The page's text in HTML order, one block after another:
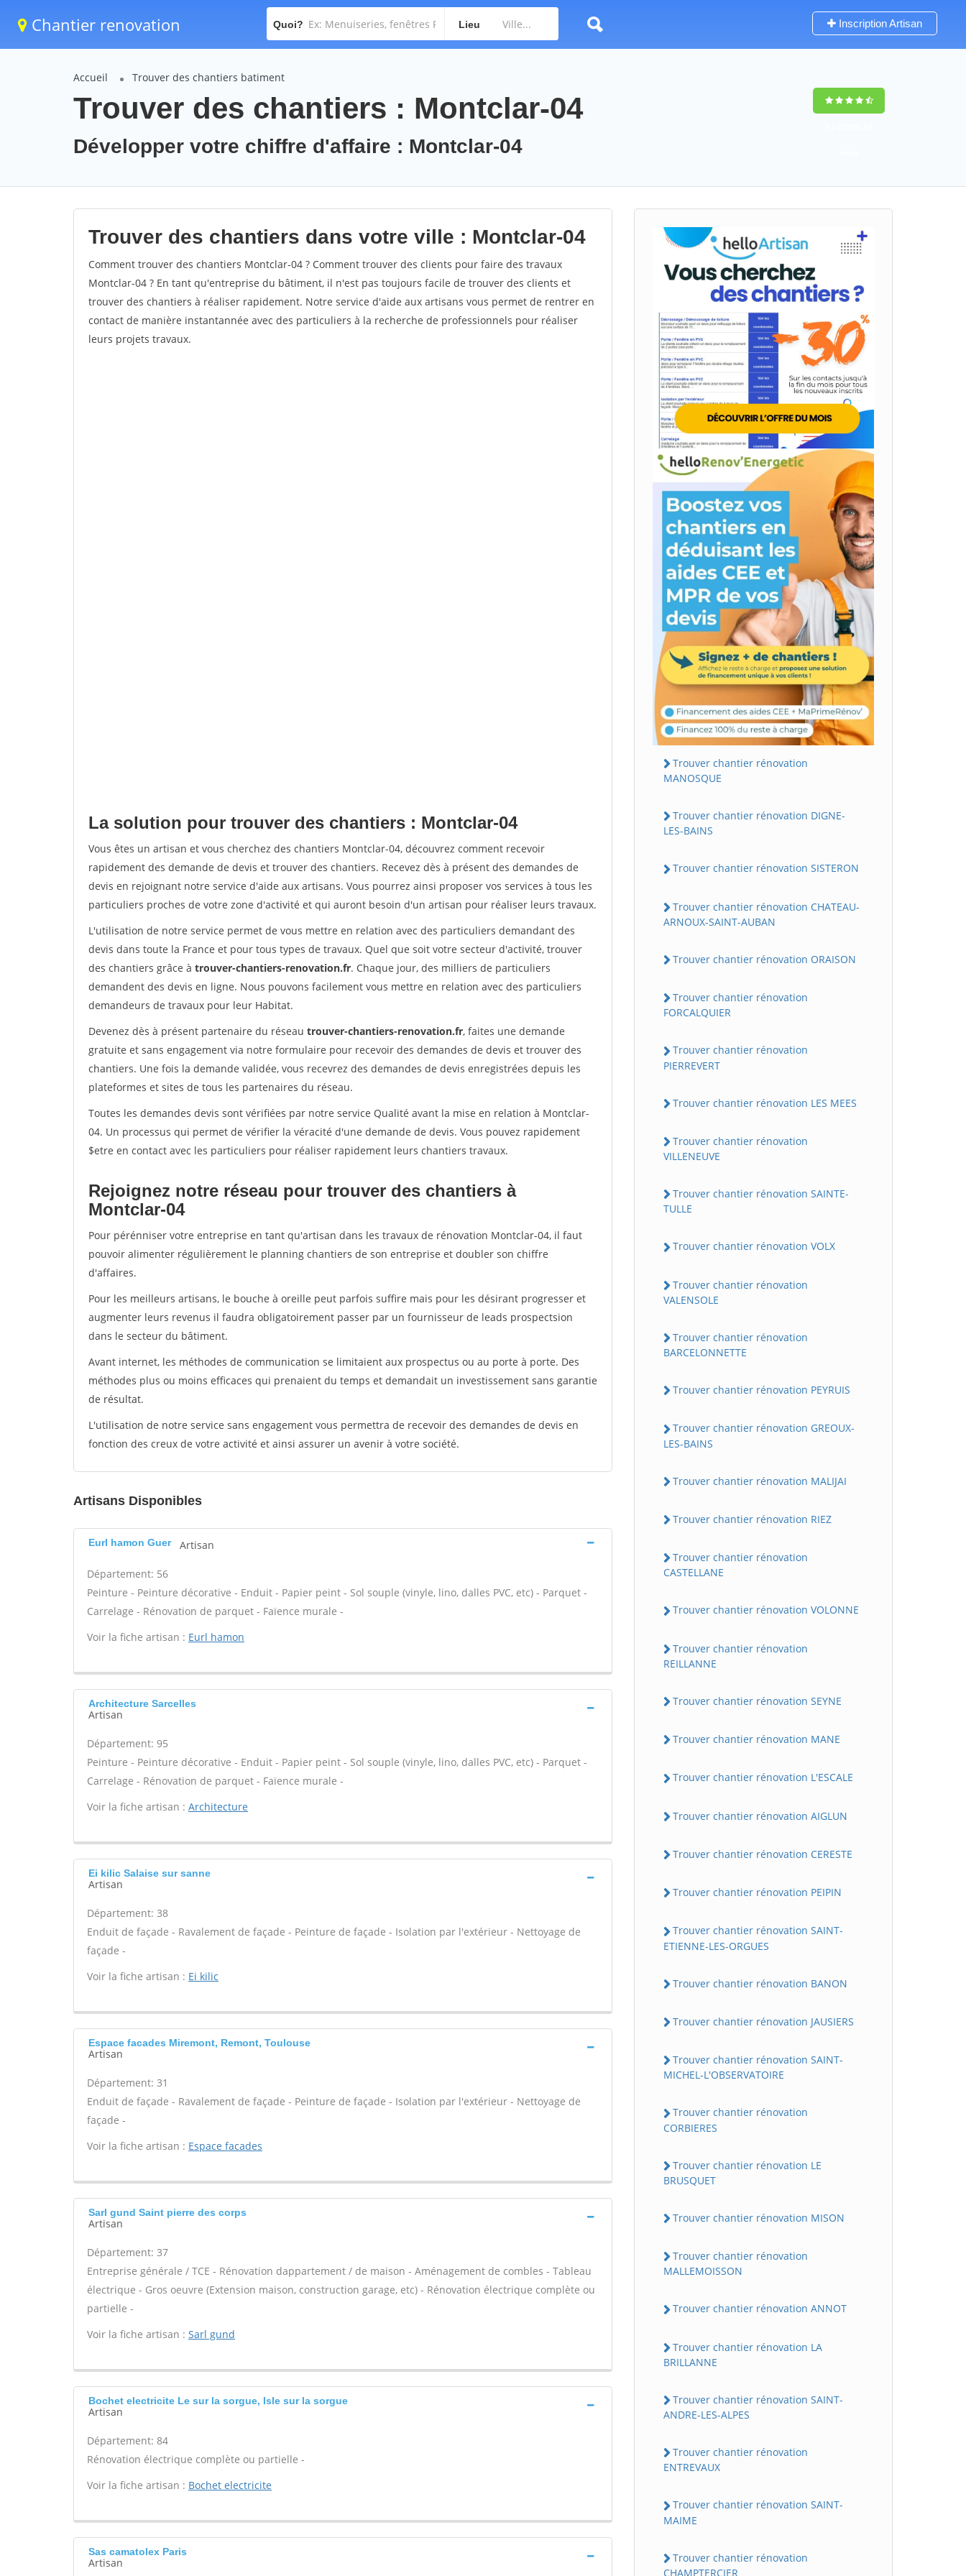
Chantier renovation Quoi? Lieu Inscription Artisan
Accueil Trouver des chantiers batiment
Trouver des chantiers : Montclar-04
Développer votre chiffre d'affaire : Montclar-04
Trouver des chantiers dans votre ville : Montclar-04
Comment trouver des chantiers Montclar-04 ? Comment trouver des clients pour faire des travaux
Montclar-04 ? En tant qu'entreprise du bâtiment, il n'est pas toujours facile de trouver des clients et
trouver des chantiers à réaliser rapidement. Notre service d'aide aux artisans vous permet de rentrer en
contact de manière instantannée avec des particuliers à la recherche de professionnels pour réaliser
leurs projets travaux.
La solution pour trouver des chantiers : Montclar-04
Vous êtes un artisan et vous cherchez des chantiers Montclar-04, découvrez comment recevoir
rapidement des demande de devis et trouver des chantiers. Recevez dès à présent des demandes de
devis en rejoignant notre service d'aide aux artisans. Vous pourrez ainsi proposer vos services à tous les
particuliers proches de votre zone d'activité et qui auront besoin d'un artisan pour réaliser leurs travaux.
L'utilisation de notre service permet de vous mettre en relation avec des particuliers demandant des
devis dans toute la France et pour tous types de travaux. Quel que soit votre secteur d'activité, trouver
des chantiers grâce à trouver-chantiers-renovation.fr. Chaque jour, des milliers de particuliers
demandent des devis en ligne. Nous pouvons facilement vous mettre en relation avec des particuliers
demandeurs de travaux pour leur Habitat.
Devenez dès à présent partenaire du réseau trouver-chantiers-renovation.fr, faites une demande
gratuite et sans engagement via notre formulaire pour recevoir des demandes de devis et trouver des
chantiers. Une fois la demande validée, vous recevrez des demandes de devis enregistrées depuis les
plateformes et sites de tous les partenaires du réseau.
Toutes les demandes devis sont vérifiées par notre service Qualité avant la mise en relation à Montclar-
04. Un processus qui permet de vérifier la véracité d'une demande de devis. Vous pouvez rapidement
$etre en contact avec les particuliers pour réaliser rapidement leurs chantiers travaux.
Rejoignez notre réseau pour trouver des chantiers à
Montclar-04
Pour pérénniser votre entreprise en tant qu'artisan dans les travaux de rénovation Montclar-04, il faut
pouvoir alimenter régulièrement le planning chantiers de son entreprise et doubler son chiffre
d'affaires.
Pour les meilleurs artisans, le bouche à oreille peut parfois suffire mais pour les désirant progresser et
augmenter leurs revenus il faudra obligatoirement passer par un fournisseur de leads prospectsion
dans le secteur du bâtiment.
Avant internet, les méthodes de communication se limitaient aux prospectus ou au porte à porte. Des
méthodes plus ou moins efficaces qui prenaient du temps et demandait un investissement sans garantie
de résultat.
L'utilisation de notre service sans engagement vous permettra de recevoir des demandes de devis en
fonction des creux de votre activité et ainsi assurer un avenir à votre société.
Artisans Disponibles
Eurl hamon Guer Artisan
Département: 56
Peinture - Peinture décorative - Enduit - Papier peint - Sol souple (vinyle, lino, dalles PVC, etc) - Parquet -
Carrelage - Rénovation de parquet - Faïence murale -
Voir la fiche artisan : Eurl hamon
Architecture Sarcelles
Artisan
Département: 95
Peinture - Peinture décorative - Enduit - Papier peint - Sol souple (vinyle, lino, dalles PVC, etc) - Parquet -
Carrelage - Rénovation de parquet - Faïence murale -
Voir la fiche artisan : Architecture
Ei kilic Salaise sur sanne
Artisan
Département: 38
Enduit de façade - Ravalement de façade - Peinture de façade - Isolation par l'extérieur - Nettoyage de
façade -
Voir la fiche artisan : Ei kilic
Espace facades Miremont, Remont, Toulouse
Artisan
Département: 31
Enduit de façade - Ravalement de façade - Peinture de façade - Isolation par l'extérieur - Nettoyage de
façade -
Voir la fiche artisan : Espace facades
Sarl gund Saint pierre des corps
Artisan
Département: 37
Entreprise générale / TCE - Rénovation dappartement / de maison - Aménagement de combles - Tableau
électrique - Gros oeuvre (Extension maison, construction garage, etc) - Rénovation électrique complète ou
partielle -
Voir la fiche artisan : Sarl gund
Bochet electricite Le sur la sorgue, Isle sur la sorgue
Artisan
Département: 84
Rénovation électrique complète ou partielle -
Voir la fiche artisan : Bochet electricite
Sas camatolex Paris
Artisan
Trouver chantier rénovation
MANOSQUE
Trouver chantier rénovation DIGNE-
LES-BAINS
Trouver chantier rénovation SISTERON
Trouver chantier rénovation CHATEAU-
ARNOUX-SAINT-AUBAN
Trouver chantier rénovation ORAISON
Trouver chantier rénovation
FORCALQUIER
Trouver chantier rénovation
PIERREVERT
Trouver chantier rénovation LES MEES
Trouver chantier rénovation
VILLENEUVE
Trouver chantier rénovation SAINTE-
TULLE
Trouver chantier rénovation VOLX
Trouver chantier rénovation
VALENSOLE
Trouver chantier rénovation
BARCELONNETTE
Trouver chantier rénovation PEYRUIS
Trouver chantier rénovation GREOUX-
LES-BAINS
Trouver chantier rénovation MALIJAI
Trouver chantier rénovation RIEZ
Trouver chantier rénovation
CASTELLANE
Trouver chantier rénovation VOLONNE
Trouver chantier rénovation
REILLANNE
Trouver chantier rénovation SEYNE
Trouver chantier rénovation MANE
Trouver chantier rénovation L'ESCALE
Trouver chantier rénovation AIGLUN
Trouver chantier rénovation CERESTE
Trouver chantier rénovation PEIPIN
Trouver chantier rénovation SAINT-
ETIENNE-LES-ORGUES
Trouver chantier rénovation BANON
Trouver chantier rénovation JAUSIERS
Trouver chantier rénovation SAINT-
MICHEL-L'OBSERVATOIRE
Trouver chantier rénovation
CORBIERES
Trouver chantier rénovation LE
BRUSQUET
Trouver chantier rénovation MISON
Trouver chantier rénovation
MALLEMOISSON
Trouver chantier rénovation ANNOT
Trouver chantier rénovation LA
BRILLANNE
Trouver chantier rénovation SAINT-
ANDRE-LES-ALPES
Trouver chantier rénovation
ENTREVAUX
Trouver chantier rénovation SAINT-
MAIME
Trouver chantier rénovation
CHAMPTERCIER